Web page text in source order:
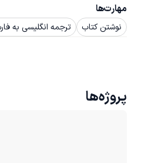
مهارت‌ها
نوشتن کتاب ترجمه انگلیسی به
پروژه‌ها